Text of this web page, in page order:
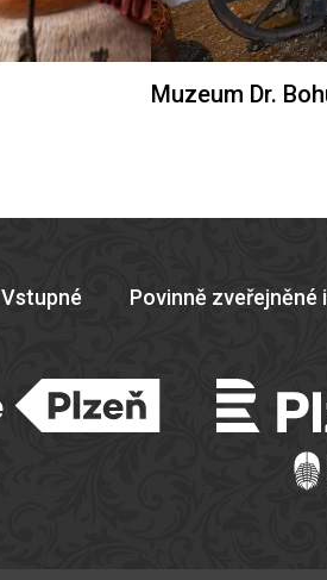
Muzeum Dr.
Vstupné Povinně zveřejněné